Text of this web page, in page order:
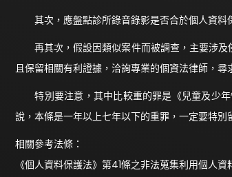
其次，應盤點診所錄音錄影是否合於個人資料
再其次，假設因類似案件而被調查，主要涉及
且保留相關有利證據，洽詢專業的個資法律師，尋
特別要注意，其中比較重的罪是《兒童及少年
說，本條是一年以上七年以下的重罪，一定要特別
相關參考法條：
《個人資料保護法》第41條之非法蒐集利用個人資